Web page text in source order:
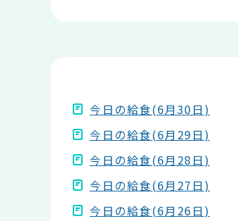
今日の給食(6月30日)
今日の給食(6月29日)
今日の給食(6月28日)
今日の給食(6月27日)
今日の給食(6月26日)